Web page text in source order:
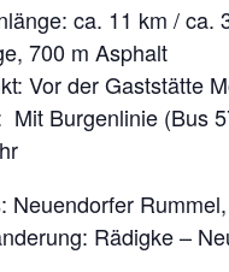
ca. 11 km / ca.
700 m Asphalt
Vor der Gaststätte
Mit Burgenlinie (Bus
Neuendorfer
Rädigke –